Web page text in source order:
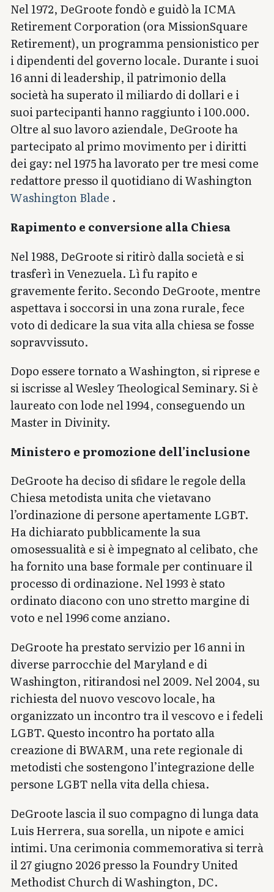
Nel 1972, DeGroote fondò e guidò la ICMA
Retirement Corporation (ora MissionSquare
Retirement), un programma pensionistico per
i dipendenti del governo locale. Durante i suoi
16 anni di leadership, il patrimonio della
società ha superato il miliardo di dollari e i
suoi partecipanti hanno raggiunto i 100.000.
Oltre al suo lavoro aziendale, DeGroote ha
partecipato al primo movimento per i diritti
dei gay: nel 1975 ha lavorato per tre mesi come
redattore presso il quotidiano di Washington
Washington Blade .
Rapimento e conversione alla Chiesa
Nel 1988, DeGroote si ritirò dalla società e si
trasferì in Venezuela. Lì fu rapito e
gravemente ferito. Secondo DeGroote, mentre
aspettava i soccorsi in una zona rurale, fece
voto di dedicare la sua vita alla chiesa se fosse
sopravvissuto.
Dopo essere tornato a Washington, si riprese e
si iscrisse al Wesley Theological Seminary. Si è
laureato con lode nel 1994, conseguendo un
Master in Divinity.
Ministero e promozione dell’inclusione
DeGroote ha deciso di sfidare le regole della
Chiesa metodista unita che vietavano
l’ordinazione di persone apertamente LGBT.
Ha dichiarato pubblicamente la sua
omosessualità e si è impegnato al celibato, che
ha fornito una base formale per continuare il
processo di ordinazione. Nel 1993 è stato
ordinato diacono con uno stretto margine di
voto e nel 1996 come anziano.
DeGroote ha prestato servizio per 16 anni in
diverse parrocchie del Maryland e di
Washington, ritirandosi nel 2009. Nel 2004, su
richiesta del nuovo vescovo locale, ha
organizzato un incontro tra il vescovo e i fedeli
LGBT. Questo incontro ha portato alla
creazione di BWARM, una rete regionale di
metodisti che sostengono l’integrazione delle
persone LGBT nella vita della chiesa.
DeGroote lascia il suo compagno di lunga data
Luis Herrera, sua sorella, un nipote e amici
intimi. Una cerimonia commemorativa si terrà
il 27 giugno 2026 presso la Foundry United
Methodist Church di Washington, DC.